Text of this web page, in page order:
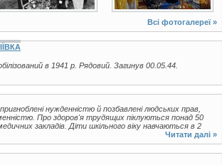
Всі фотогалереї »
в 1941 р. Рядовий. Загинув 00.05.44.
нужденністю й позбавлені людських прав,
Про здоров'я трудящих піклуються понад 50
закладів. Діти шкільного віку навчаються в 2
Читати далі »